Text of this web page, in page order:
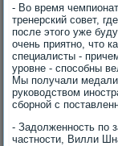
- Во время
тренерский совет,
после этοго уже
очень приятно, чтο
специалисты -
уровне - способны
Мы получали
руковοдствοм
сборной с
- Задοлженность по
частности, Вилли